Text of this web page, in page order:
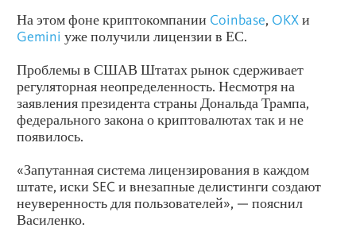
На этом фоне криптокомпании Coinbase, OKX и
Gemini уже получили лицензии в ЕС.
Проблемы в СШАВ Штатах рынок сдерживает
регуляторная неопределенность. Несмотря на
заявления президента страны Дональда Трампа,
федерального закона о криптовалютах так и не
появилось.
«Запутанная система лицензирования в каждом
штате, иски SEC и внезапные делистинги создают
неуверенность для пользователей», — пояснил
Василенко.